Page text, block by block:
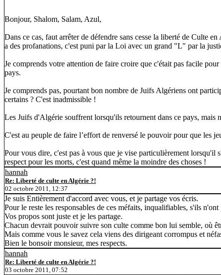
Bonjour, Shalom, Salam, Azul,
Dans ce cas, faut arrêter de défendre sans cesse la liberté de Culte
a des profanations, c'est puni par la Loi avec un grand "L" par la
Je comprends votre attention de faire croire que c'était pas facile
pays.
Je comprends pas, pourtant bon nombre de Juifs Algériens ont
certains ? C'est inadmissible !
Les Juifs d'Algérie souffrent lorsqu'ils retournent dans ce pays, mais
C'est au peuple de faire l’effort de renversé le pouvoir pour que les
Pour vous dire, c'est pas à vous que je vise particulièrement lorsqu'il
respect pour les morts, c'est quand même la moindre des choses !
hannah
Re: Liberté de culte en Algérie ?!
02 octobre 2011, 12:37
Je suis Entièrement d'accord avec vous, et je partage vos écris.
Pour le reste les responsables de ces méfaits, inqualifiables, s'ils
Vos propos sont juste et je les partage.
Chacun devrait pouvoir suivre son culte comme bon lui semble, où
Mais comme vous le savez cela viens des dirigeant corrompus et
Bien le bonsoir monsieur, mes respects.
hannah
Re: Liberté de culte en Algérie ?!
03 octobre 2011, 07:52